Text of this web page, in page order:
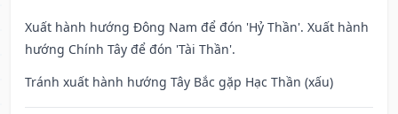
Xuất hành hướng Đông Nam để đón 'Hỷ Thần'. Xuất hành
hướng Chính Tây để đón 'Tài Thần'.
Tránh xuất hành hướng Tây Bắc gặp Hạc Thần (xấu)